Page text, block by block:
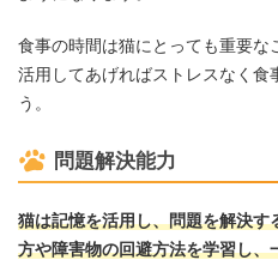
食事の時間は猫にとっても重要な
活用してあげればストレスなく食
う。
問題解決能力
猫は記憶を活用し、問題を解決
方や障害物の回避方法を学習し